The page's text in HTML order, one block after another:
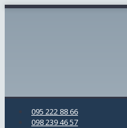
095 222 88 66
098 239 46 57